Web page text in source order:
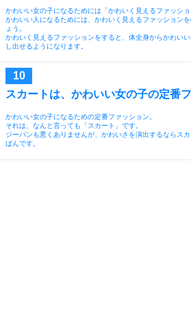
かわいい女の子になるためには「かわいく見えるファッショ
かわいい人になるためには、かわいく見えるファッションを
ょう。
かわいく見えるファッションをすると、体全身からかわい
し出せるようになります。
スカートは、かわいい女の子の定番フ
かわいい女の子になるための定番ファッション。
それは、なんと言っても「スカート」です。
ジーパンも悪くありませんが、かわいさを演出するならス
ばんです。